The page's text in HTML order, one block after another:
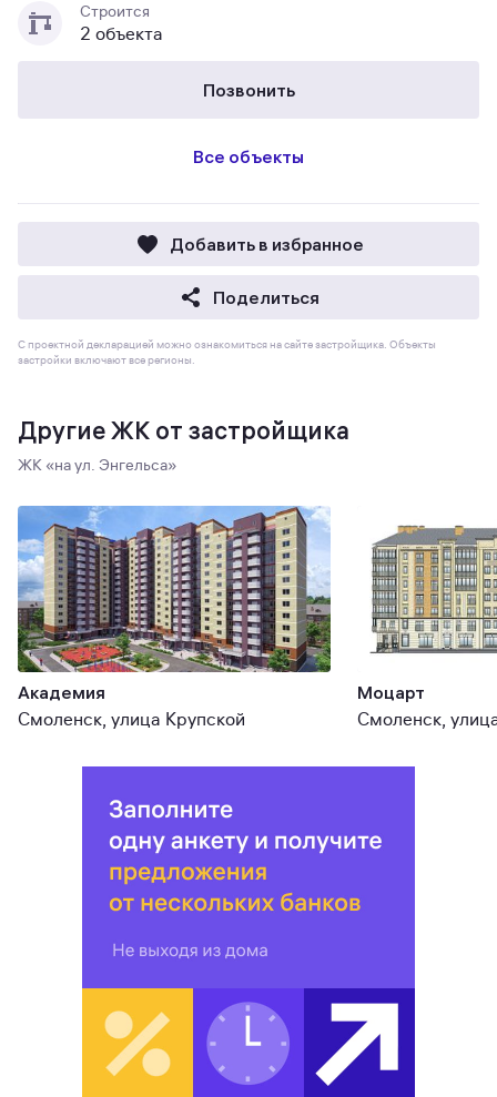
Строится
2 объекта
Позвонить
Все объекты
Добавить в избранное
Поделиться
С проектной декларацией можно ознакомиться на сайте застройщика. Объекты
застройки включают все регионы.
Другие ЖК от застройщика
ЖК «на ул. Энгельса»
Академия
Смоленск, улица Крупской
Моцарт
Смоленск,